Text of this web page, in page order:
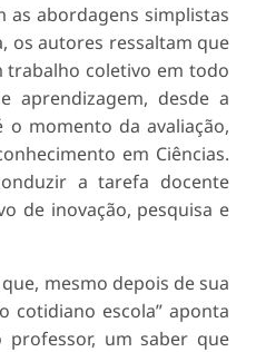
as abordagens simplistas
os autores ressaltam que
trabalho coletivo em todo
aprendizagem, desde a
o momento da avaliação,
em Ciências.
a tarefa docente
de inovação, pesquisa e
mesmo depois de sua
cotidiano escola” aponta
um saber que